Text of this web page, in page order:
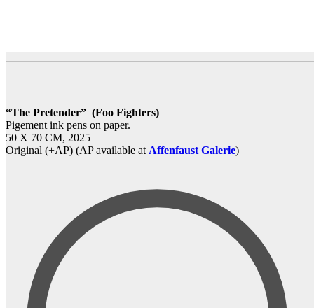
“The Pretender” (Foo Fighters)
Pigement ink pens on paper.
50 X 70 CM, 2025
Original (+AP) (AP available at Affenfaust Galerie)